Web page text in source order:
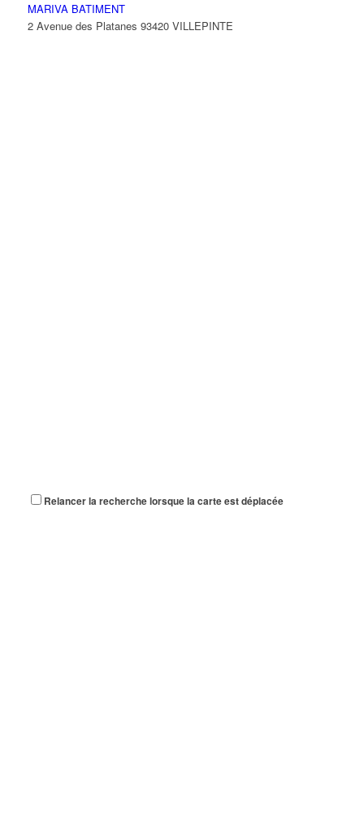
MARIVA BATIMENT
2 Avenue des Platanes 93420 VILLEPINTE
Relancer la recherche lorsque la carte est déplacée